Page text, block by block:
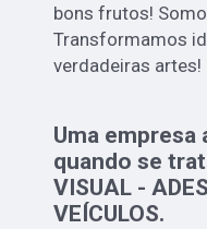
bons frutos!
Transformamos
verdadeiras artes!
Uma
quando se
VISUAL -
VEÍCULOS.